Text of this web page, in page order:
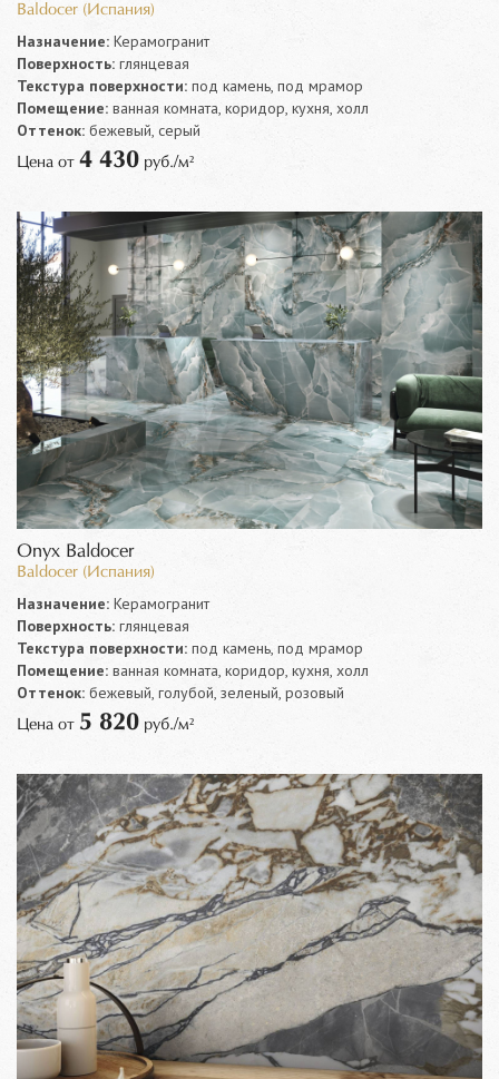
Baldocer (Испания)
Назначение: Керамогранит
Поверхность: глянцевая
Текстура поверхности: под камень, под мрамор
Помещение: ванная комната, коридор, кухня, холл
Оттенок: бежевый, серый
Цена от 4 430 руб./м²
Onyx Baldocer
Baldocer (Испания)
Назначение: Керамогранит
Поверхность: глянцевая
Текстура поверхности: под камень, под мрамор
Помещение: ванная комната, коридор, кухня, холл
Оттенок: бежевый, голубой, зеленый, розовый
Цена от 5 820 руб./м²